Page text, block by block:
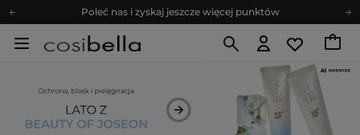
Poleć nas i zyskaj jeszcze więcej punktów
Zapisz się na newsletter pełen porad
Z nami to możliwe! Realizacja zamówienia do 24h.
Poleć nas i zyskaj jeszcze więcej punktów
Zapisz się na newsletter pełen porad